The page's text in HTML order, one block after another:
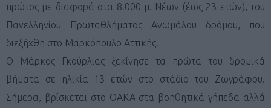
πρώτος με διαφορά στα 8.000 μ. Νέων (έως 23 ετών), του
Πανελληνίου Πρωταθλήματος Ανωμάλου δρόμου, που
διεξήχθη στο Μαρκόπουλο Αττικής.
Ο Μάρκος Γκούρλιας ξεκίνησε τα πρώτα του δρομικά
βήματα σε ηλικία 13 ετών στο στάδιο του Ζωγράφου.
Σήμερα, βρίσκεται στο ΟΑΚΑ στα βοηθητικά γήπεδα αλλά